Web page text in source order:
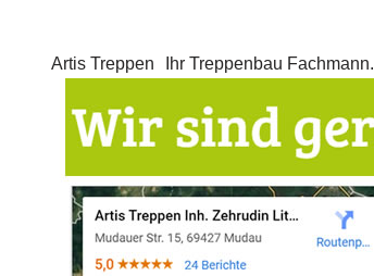
Artis Treppen Ihr Treppenbau Fachmann.